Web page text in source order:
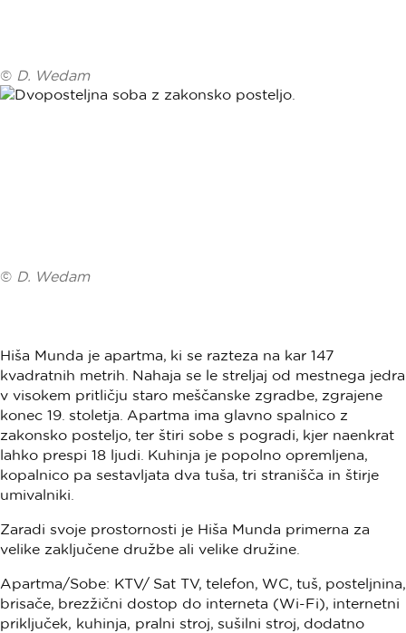
© D. Wedam
© D. Wedam
Hiša Munda je apartma, ki se razteza na kar 147
kvadratnih metrih. Nahaja se le streljaj od mestnega jedra
v visokem pritličju staro meščanske zgradbe, zgrajene
konec 19. stoletja. Apartma ima glavno spalnico z
zakonsko posteljo, ter štiri sobe s pogradi, kjer naenkrat
lahko prespi 18 ljudi. Kuhinja je popolno opremljena,
kopalnico pa sestavljata dva tuša, tri stranišča in štirje
umivalniki.
Zaradi svoje prostornosti je Hiša Munda primerna za
velike zaključene družbe ali velike družine.
Apartma/Sobe: KTV/ Sat TV, telefon, WC, tuš, posteljnina,
brisače, brezžični dostop do interneta (Wi-Fi), internetni
priključek, kuhinja, pralni stroj, sušilni stroj, dodatno